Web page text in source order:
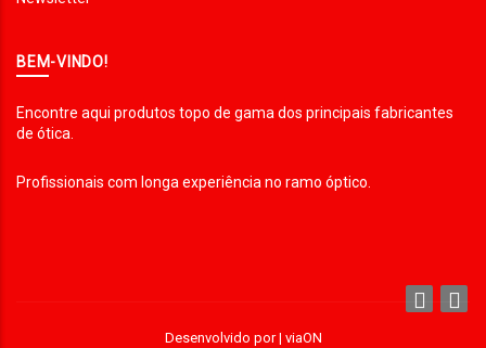
BEM-VINDO!
Encontre aqui produtos topo de gama dos principais fabricantes
de ótica.
Profissionais com longa experiência no ramo óptico.
Desenvolvido por | viaON